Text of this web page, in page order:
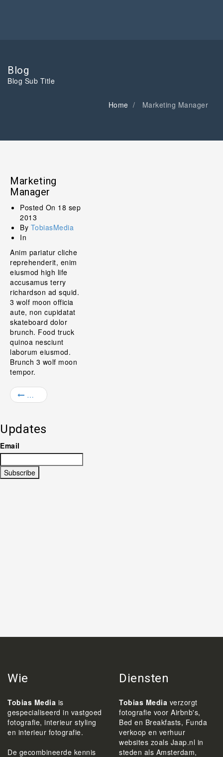
Blog
Blog Sub Title
Home Marketing Manager
Marketing
Manager
Posted On 18 sep
2013
By TobiasMedia
In
Anim pariatur cliche
reprehenderit, enim
eiusmod high life
accusamus terry
richardson ad squid.
3 wolf moon officia
aute, non cupidatat
skateboard dolor
brunch. Food truck
quinoa nesciunt
laborum eiusmod.
Brunch 3 wolf moon
tempor.
Updates
Email
Wie
Tobias Media is
gespecialiseerd in vastgoed
fotografie, interieur styling
en interieur fotografie.
De gecombineerde kennis
Diensten
Tobias Media verzorgt
fotografie voor Airbnb's,
Bed en Breakfasts, Funda
verkoop en verhuur
websites zoals Jaap.nl in
steden als Amsterdam,